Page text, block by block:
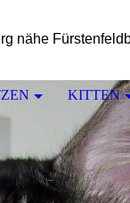
nähe
KITTEN